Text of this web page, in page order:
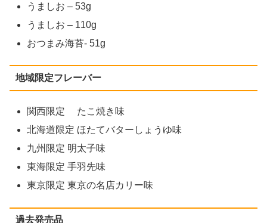
うましお – 53g
うましお – 110g
おつまみ海苔- 51g
地域限定フレーバー
関西限定 たこ焼き味
北海道限定 ほたてバターしょうゆ味
九州限定 明太子味
東海限定 手羽先味
東京限定 東京の名店カリー味
過去発売品